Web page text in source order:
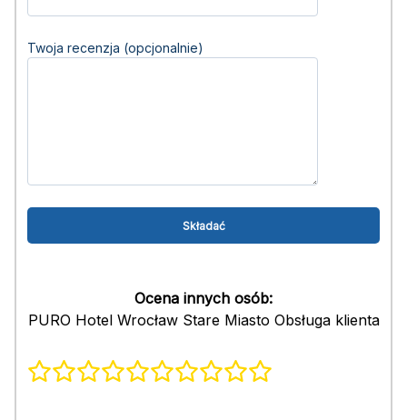
Twoja recenzja (opcjonalnie)
Ocena innych osób:
PURO Hotel Wrocław Stare Miasto Obsługa klienta